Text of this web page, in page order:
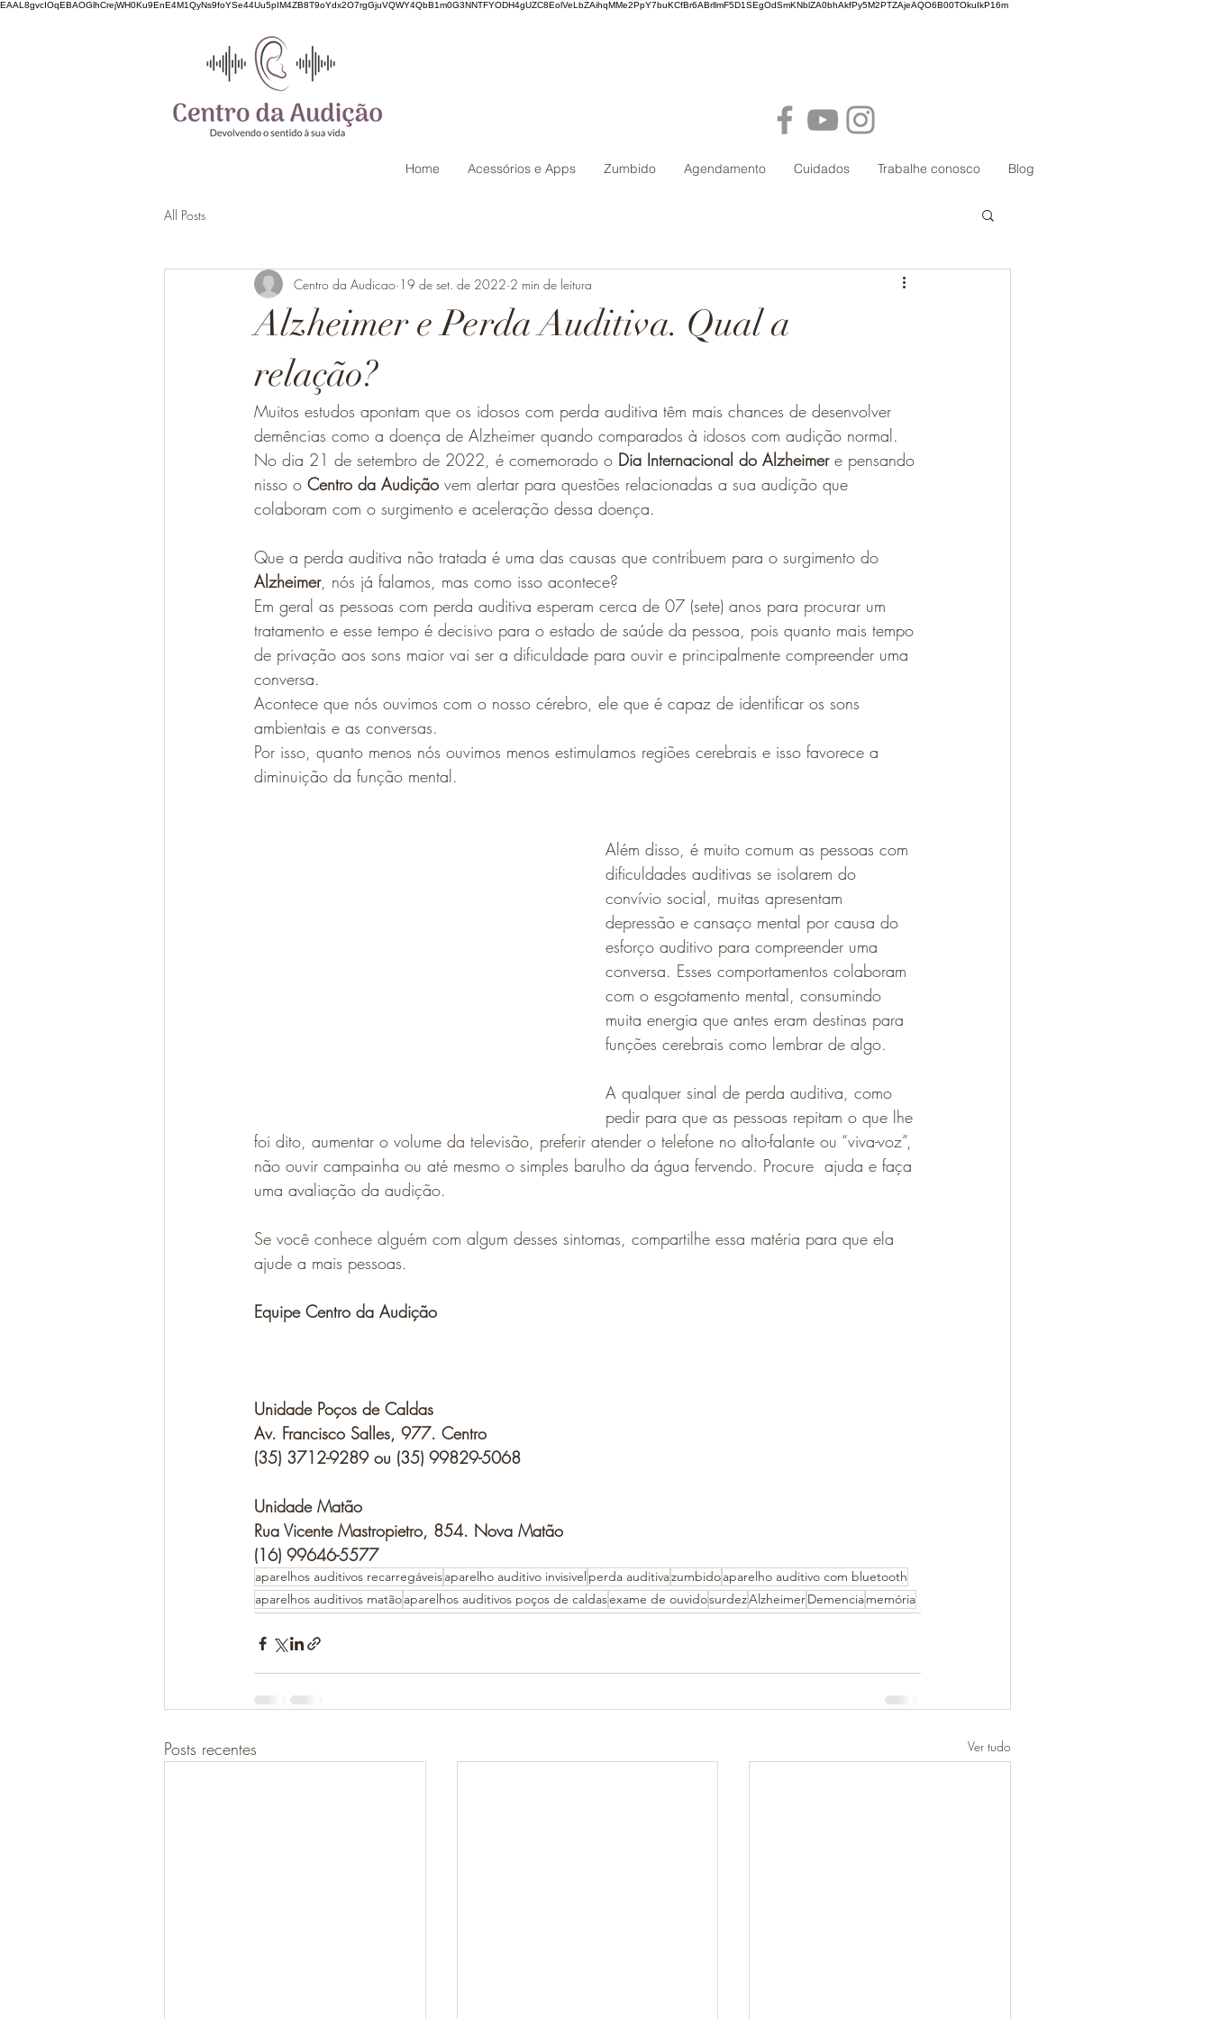
EAAL8gvcIOqEBAOGlhCrejWH0Ku9EnE4M1QyNs9foYSe44Uu5pIM4ZB8T9oYdx2O7rgGjuVQWY4QbB1m0G3NNTFYODH4gUZC8EolVeLbZAihqMMe2PpY7buKCfBr6ABrllmF5D1SEgOdSmKNblZA0bhAkfPy5M2PTZAjeAQO6B00TOkuIkP16m
Home Acessórios e Apps Zumbido Agendamento Cuidados Trabalhe conosco Blog
All Posts
Alzheimer e Perda Auditiva. Qual a
relação?
Centro da Audicao 19 de set. de 2022 2 min de leitura
Muitos estudos apontam que os idosos com perda auditiva têm mais chances de desenvolver
demências como a doença de Alzheimer quando comparados à idosos com audição normal.
No dia 21 de setembro de 2022, é comemorado o Dia Internacional do Alzheimer e pensando
nisso o Centro da Audição vem alertar para questões relacionadas a sua audição que
colaboram com o surgimento e aceleração dessa doença.
Que a perda auditiva não tratada é uma das causas que contribuem para o surgimento do
Alzheimer, nós já falamos, mas como isso acontece?
Em geral as pessoas com perda auditiva esperam cerca de 07 (sete) anos para procurar um
tratamento e esse tempo é decisivo para o estado de saúde da pessoa, pois quanto mais tempo
de privação aos sons maior vai ser a dificuldade para ouvir e principalmente compreender uma
conversa.
Acontece que nós ouvimos com o nosso cérebro, ele que é capaz de identificar os sons
ambientais e as conversas.
Por isso, quanto menos nós ouvimos menos estimulamos regiões cerebrais e isso favorece a
diminuição da função mental.
Além disso, é muito comum as pessoas com
dificuldades auditivas se isolarem do
convívio social, muitas apresentam
depressão e cansaço mental por causa do
esforço auditivo para compreender uma
conversa. Esses comportamentos colaboram
com o esgotamento mental, consumindo
muita energia que antes eram destinas para
funções cerebrais como lembrar de algo.
A qualquer sinal de perda auditiva, como
pedir para que as pessoas repitam o que lhe
foi dito, aumentar o volume da televisão, preferir atender o telefone no alto-falante ou “viva-voz”,
não ouvir campainha ou até mesmo o simples barulho da água fervendo. Procure  ajuda e faça
uma avaliação da audição.
Se você conhece alguém com algum desses sintomas, compartilhe essa matéria para que ela
ajude a mais pessoas.
Equipe Centro da Audição
Unidade Poços de Caldas
Av. Francisco Salles, 977. Centro
(35) 3712-9289 ou (35) 99829-5068
Unidade Matão
Rua Vicente Mastropietro, 854. Nova Matão
(16) 99646-5577
aparelhos auditivos recarregáveisaparelho auditivo invisivel perda auditivazumbidoaparelho auditivo com bluetooth
aparelhos auditivos matãoaparelhos auditivos poços de caldasexame de ouvidosurdezAlzheimerDemenciamemória
Posts recentes Ver tudo